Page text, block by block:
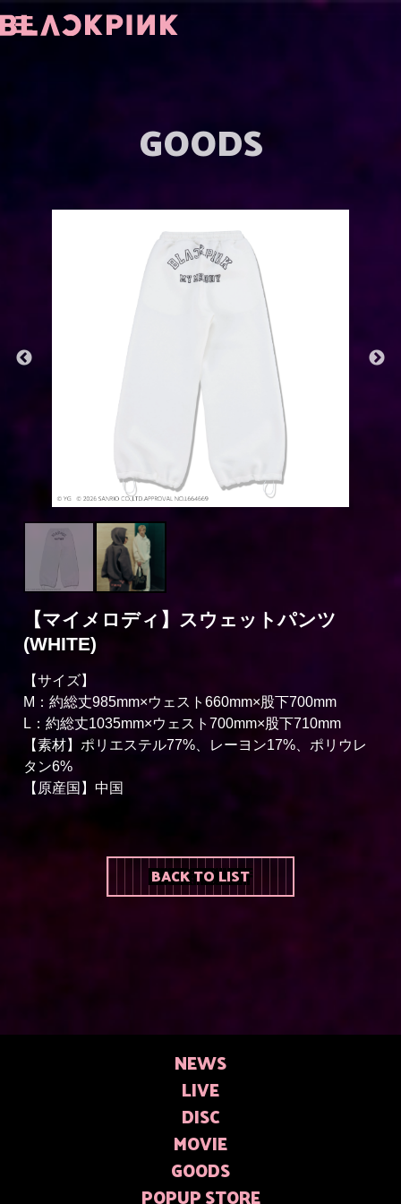
GOODS
【マイメロディ】スウェットパンツ
(WHITE)
【サイズ】
M：約総丈985mm×ウェスト660mm×股下700mm
L：約総丈1035mm×ウェスト700mm×股下710mm
【素材】ポリエステル77%、レーヨン17%、ポリウレ
タン6%
【原産国】中国
BACK TO LIST
NEWS
LIVE
DISC
MOVIE
GOODS
POPUP STORE